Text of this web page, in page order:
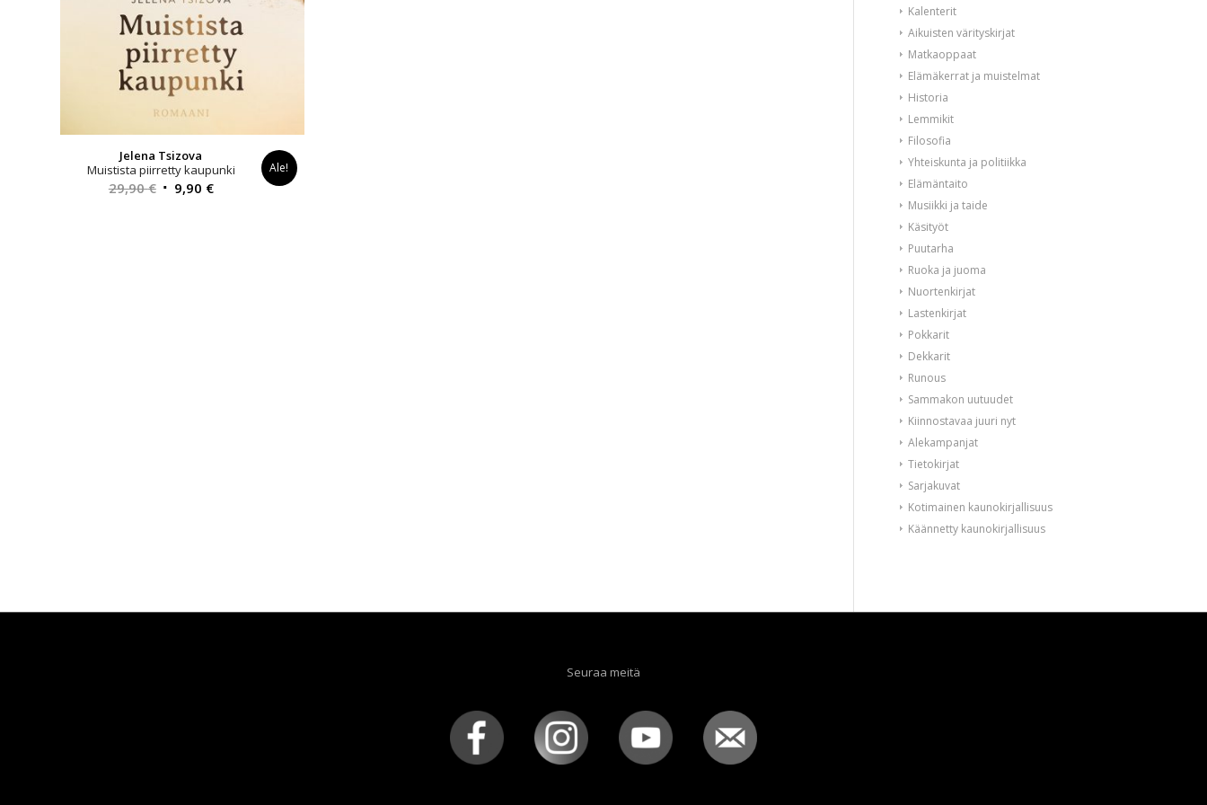
Jelena Tsizova
Muistista piirretty kaupunki
29,90€ Alkuperäinen
9,90 €Nykyinen
Ale!
Kalenterit
Aikuisten värityskirjat
Matkaoppaat
Elämäkerrat ja muistelmat
Historia
Lemmikit
Filosofia
Yhteiskunta ja politiikka
Elämäntaito
Musiikki ja taide
Käsityöt
Puutarha
Ruoka ja juoma
Nuortenkirjat
Lastenkirjat
Pokkarit
Dekkarit
Runous
Sammakon uutuudet
Kiinnostavaa juuri nyt
Alekampanjat
Tietokirjat
Sarjakuvat
Kotimainen kaunokirjallisuus
Käännetty kaunokirjallisuus
Seuraa meitä